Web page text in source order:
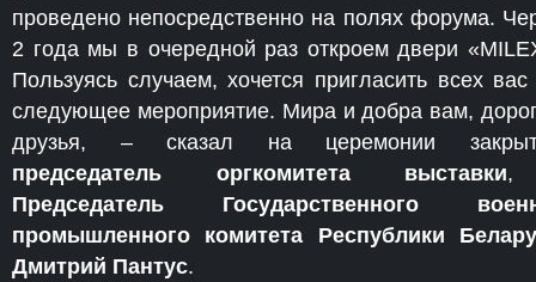
проведено непосредственно на полях форума.
2 года мы в очередной раз откроем двери
Пользуясь случаем, хочется пригласить всех
следующее мероприятие. Мира и добра вам,
друзья, – сказал на церемонии
председатель оргкомитета выставки,
Председатель Государственного
промышленного комитета Республики
Дмитрий Пантус.